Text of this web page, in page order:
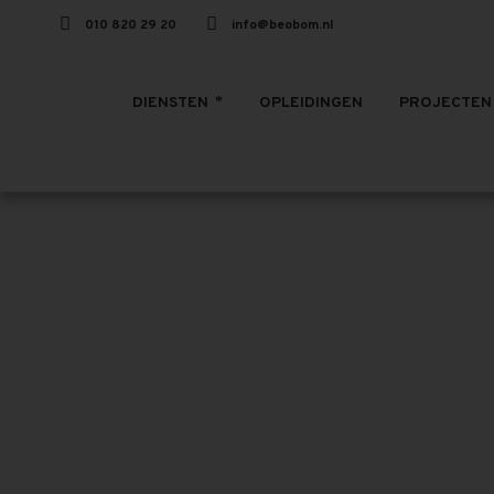
010 820 29 20 info@beobom.nl
DIENSTEN OPLEIDINGEN PROJECTEN